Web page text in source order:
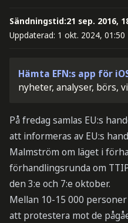
Sändningstid:21 sep. 2016,
Uppdaterad: 1 okt. 2024, 01:50
Hämta EFN:s app för
nyheter, analyser, börs,
På fredag samlas EU:s
att informeras av EU:s
Malmström om läget i
förhandlingsrunda om
den 3:e och 7:e oktober.
Mellan 10-15 000
att protestera mot de